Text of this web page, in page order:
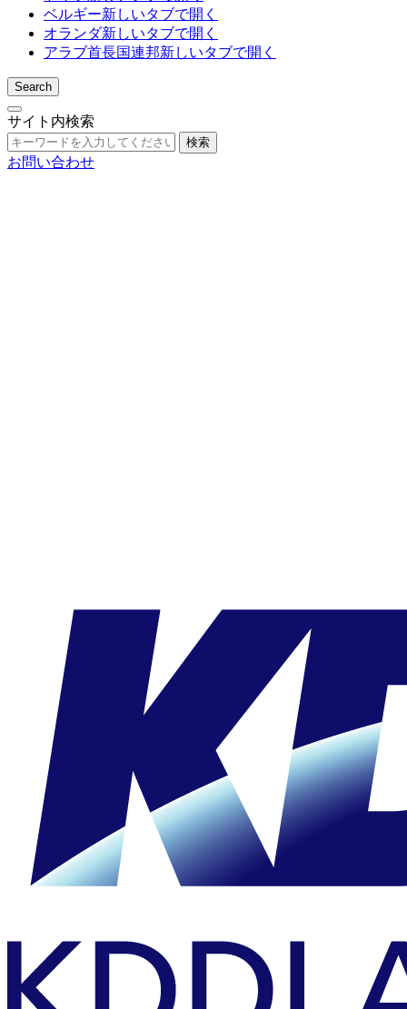
ベルギー新しいタブで開く
オランダ新しいタブで開く
アラブ首長国連邦新しいタブで開く
Search
サイト内検索
検索
お問い合わせ